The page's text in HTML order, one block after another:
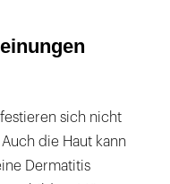
sich nicht
die Haut kann
Dermatitis